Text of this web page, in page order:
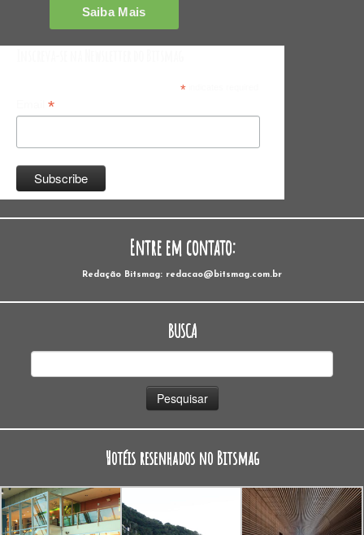
*indicates required
*
Entre em contato:
Redação Bitsmag: redacao@bitsmag.com.br
BUSCA
Hotéis resenhados no Bitsmag